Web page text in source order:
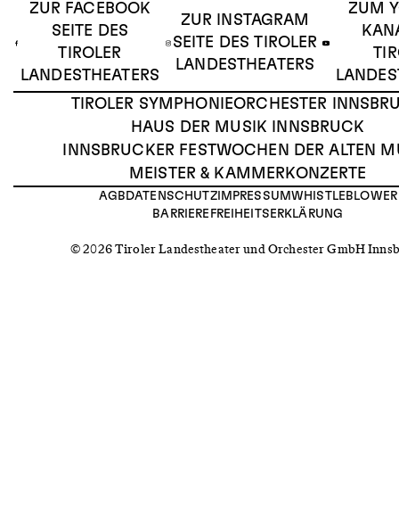
ZUR FACEBOOK
SEITE DES
TIROLER
LANDESTHEATERS
ZUR INSTAGRAM
SEITE DES TIROLER
LANDESTHEATERS
ZUM
TIROLER SYMPHONIEORCHESTER
HAUS DER MUSIK INNSBRUCK
INNSBRUCKER FESTWOCHEN DER ALTEN
MEISTER & KAMMERKONZERTE
AGB DATENSCHUTZIMPRESSUMWHISTLEBLOWER
BARRIEREFREIHEITSERKLÄRUNG
© 2026 Tiroler Landestheater und Orchester GmbH